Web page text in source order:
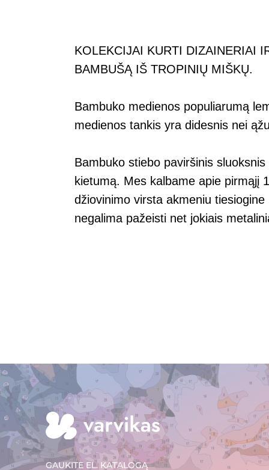
KOLEKCIJAI KURTI DIZAINERIAI
BAMBUŠĄ IŠ TROPINIŲ MIŠKŲ.
Bambuko medienos populiarumą
medienos tankis yra didesnis nei
Bambuko stiebo paviršinis
kietumą. Mes kalbame apie pirmąjį
džiovinimo virsta akmeniu
negalima pažeisti net jokiais
GAUKITE EL. KATALOGĄ